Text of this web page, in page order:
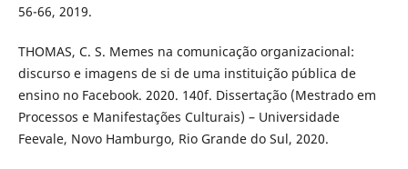
56-66, 2019.
THOMAS, C. S. Memes na comunicação organizacional:
discurso e imagens de si de uma instituição pública de
ensino no Facebook. 2020. 140f. Dissertação (Mestrado em
Processos e Manifestações Culturais) – Universidade
Feevale, Novo Hamburgo, Rio Grande do Sul, 2020.